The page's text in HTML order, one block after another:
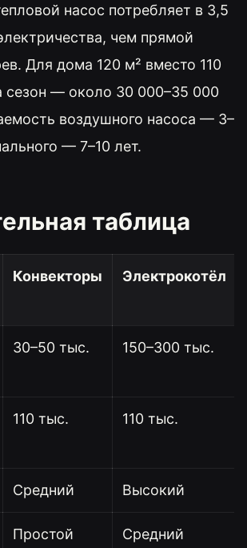
насос потребляет в 3,5
чем прямой
Для дома 120 м² вместо 110
сезон — около 30 000–35 000
воздушного насоса — 3–
— 7–10 лет.
таблица
Конвекторы Электрокотёл
30–50 тыс. 150–300 тыс.
110 тыс. 110 тыс.
Средний Высокий
Простой Средний